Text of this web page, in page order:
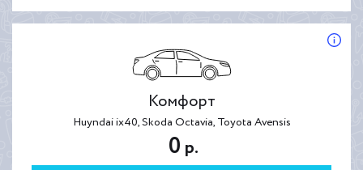
Комфорт
Huyndai ix40, Skoda Octavia, Toyota Avensis
0 р.